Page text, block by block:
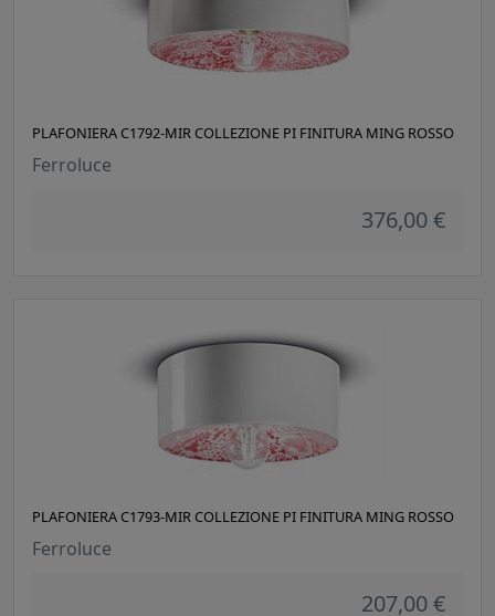
PLAFONIERA C1792-MIR COLLEZIONE PI FINITURA MING ROSSO
Ferroluce
376,00 €
PLAFONIERA C1793-MIR COLLEZIONE PI FINITURA MING ROSSO
Ferroluce
207,00 €